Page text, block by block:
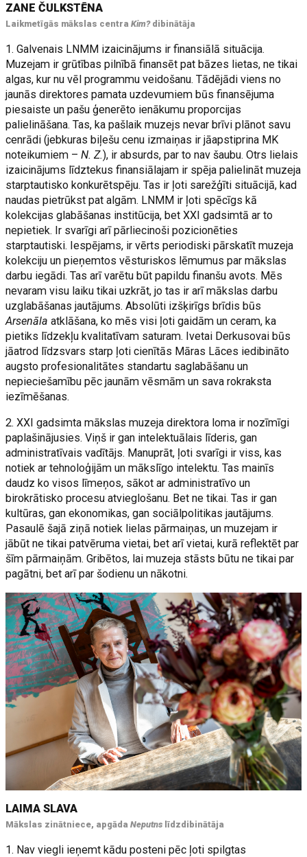
ZANE ČULKSTĒNA
Laikmetīgās mākslas centraKim?dibinātāja
1. Galvenais LNMM izaicinājums ir finansiālā situācija.
Muzejam ir grūtības pilnībā finansēt pat bāzes lietas, ne tikai
algas, kur nu vēl programmu veidošanu. Tādējādi viens no
jaunās direktores pamata uzdevumiem būs finansējuma
piesaiste un pašu ģenerēto ienākumu proporcijas
palielināšana. Tas, ka pašlaik muzejs nevar brīvi plānot savu
cenrādi (jebkuras biļešu cenu izmaiņas ir jāapstiprina MK
noteikumiem –N. Z.), ir absurds, par to nav šaubu. Otrs lielais
izaicinājums līdztekus finansiālajam ir spēja palielināt muzeja
starptautisko konkurētspēju. Tas ir ļoti sarežģīti situācijā, kad
naudas pietrūkst pat algām. LNMM ir ļoti spēcīgs kā
kolekcijas glabāšanas institūcija, bet XXI gadsimtā ar to
nepietiek. Ir svarīgi arī pārliecinoši pozicionēties
starptautiski. Iespējams, ir vērts periodiski pārskatīt muzeja
kolekciju un pieņemtos vēsturiskos lēmumus par mākslas
darbu iegādi. Tas arī varētu būt papildu finanšu avots. Mēs
nevaram visu laiku tikai uzkrāt, jo tas ir arī mākslas darbu
uzglabāšanas jautājums. Absolūti izšķirīgs brīdis būs
Arsenāla atklāšana, ko mēs visi ļoti gaidām un ceram, ka
pietiks līdzekļu kvalitatīvam saturam. Ivetai Derkusovai būs
jāatrod līdzsvars starp ļoti cienītās Māras Lāces iedibināto
augsto profesionalitātes standartu saglabāšanu un
nepieciešamību pēc jaunām vēsmām un sava rokraksta
iezīmēšanas.
2. XXI gadsimta mākslas muzeja direktora loma ir nozīmīgi
paplašinājusies. Viņš ir gan intelektuālais līderis, gan
administratīvais vadītājs. Manuprāt, ļoti svarīgi ir viss, kas
notiek ar tehnoloģijām un mākslīgo intelektu. Tas mainīs
daudz ko visos līmeņos, sākot ar administratīvo un
birokrātisko procesu atvieglošanu. Bet ne tikai. Tas ir gan
kultūras, gan ekonomikas, gan sociālpolitikas jautājums.
Pasaulē šajā ziņā notiek lielas pārmaiņas, un muzejam ir
jābūt ne tikai patvēruma vietai, bet arī vietai, kurā reflektēt par
šīm pārmaiņām. Gribētos, lai muzeja stāsts būtu ne tikai par
pagātni, bet arī par šodienu un nākotni.
LAIMA SLAVA
Mākslas zinātniece, apgādaNeputns līdzdibinātāja
1. Nav viegli ieņemt kādu posteni pēc ļoti spilgtas